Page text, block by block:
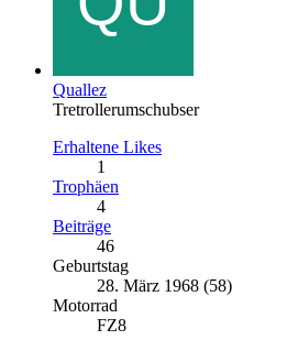
Quallez
Tretrollerumschubser
Erhaltene Likes
1
Trophäen
4
Beiträge
46
Geburtstag
28. März 1968 (58)
Motorrad
FZ8